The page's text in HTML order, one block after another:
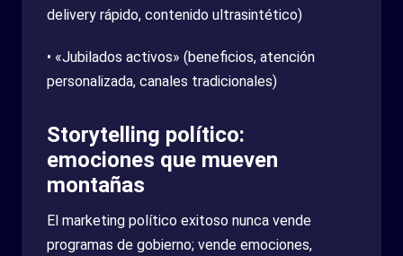
delivery rápido, contenido ultrasintético)
• «Jubilados activos» (beneficios, atención
personalizada, canales tradicionales)
Storytelling político:
emociones que mueven
montañas
El marketing político exitoso nunca vende
programas de gobierno; vende emociones,